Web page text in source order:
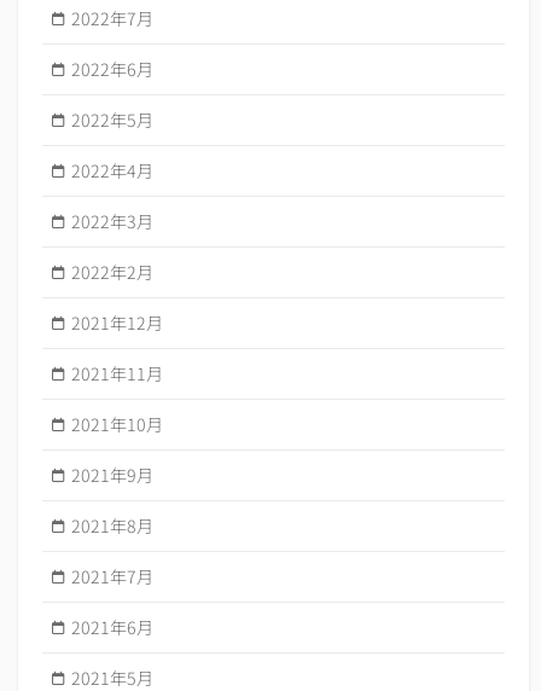
2022年7月
2022年6月
2022年5月
2022年4月
2022年3月
2022年2月
2021年12月
2021年11月
2021年10月
2021年9月
2021年8月
2021年7月
2021年6月
2021年5月